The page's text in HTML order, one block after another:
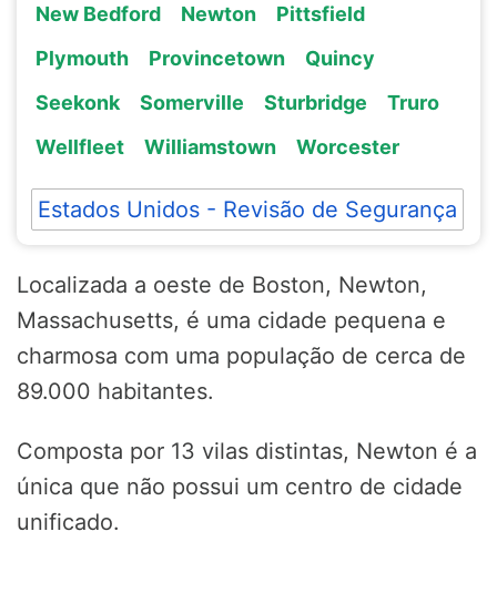
New Bedford
Newton
Pittsfield
Plymouth
Provincetown
Quincy
Seekonk
Somerville Sturbridge
Truro
Wellfleet
Williamstown Worcester
Estados Unidos - Revisão de Segurança
Localizada a oeste de Boston, Newton,
Massachusetts, é uma cidade pequena e
charmosa com uma população de cerca de
89.000 habitantes.
Composta por 13 vilas distintas, Newton é a
única que não possui um centro de cidade
unificado.